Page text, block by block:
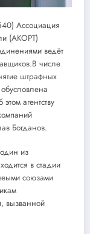
Ассоциация
(АКОРТ)
ведёт
числе
штрафных
агентству
Богданов.
из
в стадии
союзами
вызванной